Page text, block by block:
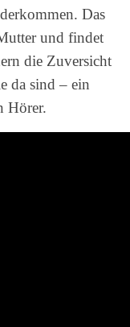
Das
und findet
die Zuversicht
da sind – ein
Hörer.